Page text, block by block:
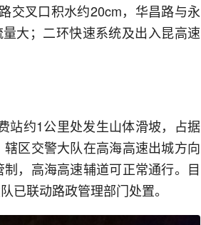
交叉口积水约20cm，华昌路与永
大；二环快速系统及出入昆高速
站约1公里处发生山体滑坡，占据
区交警大队在高海高速出城方向
，高海高速辅道可正常通行。目
已联动路政管理部门处置。